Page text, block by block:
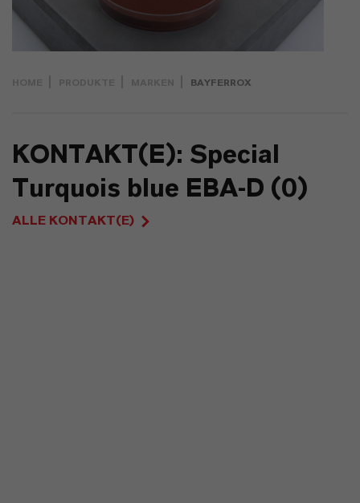
BAYFERROX
KONTAKT(E): Special
Turquois blue EBA-D (0)
ALLE KONTAKT(E)